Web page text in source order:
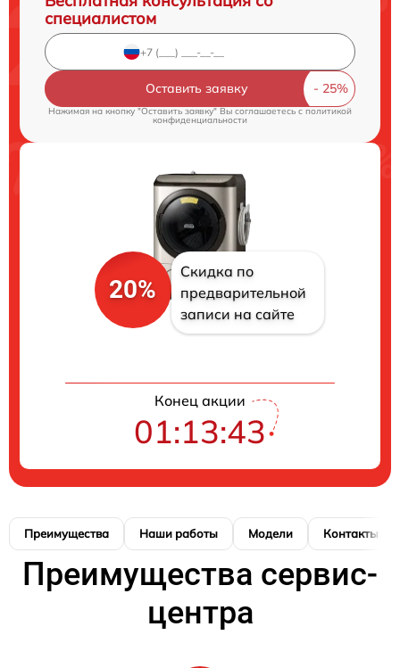
специалистом
Оставить заявку
Нажимая на кнопку "Оставить заявку" Вы соглашаетесь cполитикой
конфиденциальности
20%
Скидка по
предварительной
записи на сайте
Конец акции
01:13:42
Преимущества Наши работы Модели Контакты
Преимущества сервис-
центра